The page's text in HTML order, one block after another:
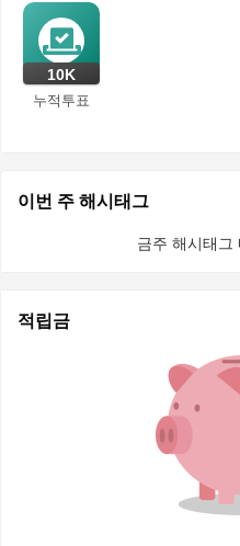
10K
누적투표
이번 주 해시태그
금주 해시태그
적립금